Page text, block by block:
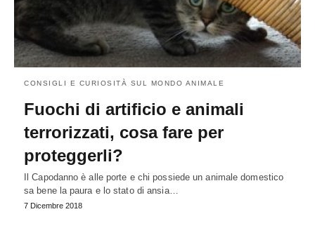
CONSIGLI E CURIOSITÀ SUL MONDO ANIMALE
Fuochi di artificio e animali
terrorizzati, cosa fare per
proteggerli?
Il Capodanno è alle porte e chi possiede un animale domestico
sa bene la paura e lo stato di ansia…
7 Dicembre 2018